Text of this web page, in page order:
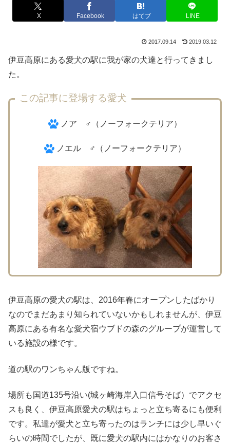
X Facebook はてブ LINE
2017.09.14 2019.03.12
伊豆高原にある愛犬の駅に我が家の犬達と行ってきまし
た。
この記事に登場する愛犬
ノア ♂（ノーフォークテリア）
ノエル ♂（ノーフォークテリア）
伊豆高原の愛犬の駅は、2016年春にオープンしたばかり
なのでまだあまり知られていないかもしれませんが、伊豆
高原にある有名な愛犬宿ウブドの森のグループが運営して
いる施設の様です。
道の駅のワンちゃん版ですね。
場所も国道135号沿い(城ヶ崎海岸入口信号そば）でアクセ
スも良く、伊豆高原愛犬の駅はちょっと立ち寄るにも便利
です。私達が愛犬と立ち寄ったのはランチには少し早いぐ
らいの時間でしたが、既に愛犬の駅内にはかなりのお客さ